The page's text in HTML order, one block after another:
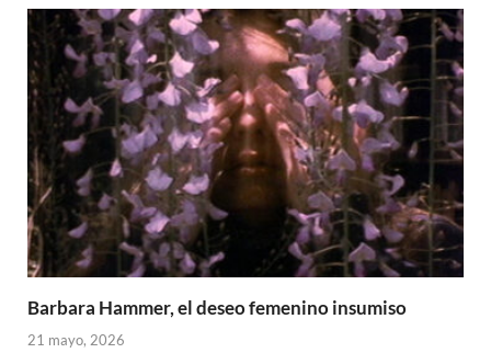
Barbara Hammer, el deseo femenino insumiso
21 mayo, 2026